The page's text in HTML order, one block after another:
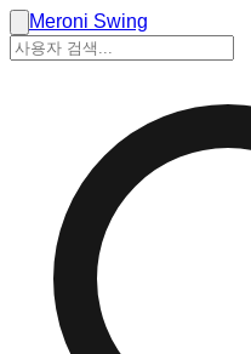
Meroni Swing